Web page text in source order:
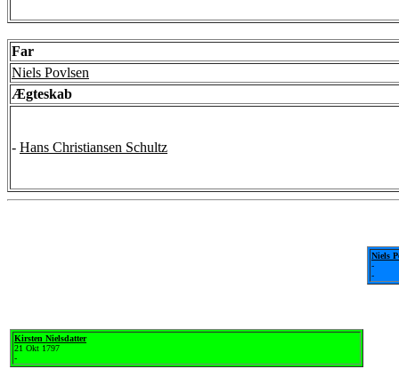
Far
Niels Povlsen
Ægteskab
- Hans Christiansen Schultz
Kirsten Nielsdatter
21 Okt 1797
-
Niels
-
-